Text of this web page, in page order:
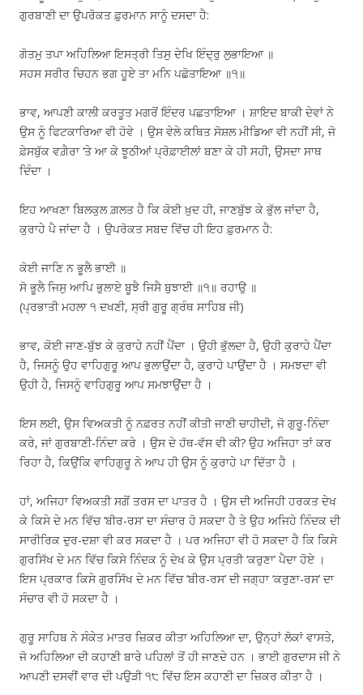
ਗੁਰਬਾਣੀ ਦਾ ਉਪਰੋਕਤ ਫ਼ੁਰਮਾਨ ਸਾਨੂੰ ਦਸਦਾ ਹੈ:
ਗੋਤਮੁ ਤਪਾ ਅਹਿਲਿਆ ਇਸਤ੍ਰੀ ਤਿਸੁ ਦੇਖਿ ਇੰਦ੍ਰੁ ਲੁਭਾਇਆ ॥
ਸਹਸ ਸਰੀਰ ਚਿਹਨ ਭਗ ਹੂਏ ਤਾ ਮਨਿ ਪਛੋਤਾਇਆ ॥੧॥
ਭਾਵ, ਆਪਣੀ ਕਾਲੀ ਕਰਤੂਤ ਮਗਰੋਂ ਇੰਦਰ ਪਛਤਾਇਆ । ਸ਼ਾਇਦ ਬਾਕੀ ਦੇਵਾਂ ਨੇ
ਉਸ ਨੂੰ ਫਿਟਕਾਰਿਆ ਵੀ ਹੋਵੇ । ਉਸ ਵੇਲੇ ਕਥਿਤ ਸੋਸ਼ਲ ਮੀਡਿਆ ਵੀ ਨਹੀਂ ਸੀ, ਜੋ
ਫ਼ੇਸਬੁੱਕ ਵਗ਼ੈਰਾ ‘ਤੇ ਆ ਕੇ ਝੂਠੀਆਂ ਪ੍ਰੋਫ਼ਾਈਲਾਂ ਬਣਾ ਕੇ ਹੀ ਸਹੀ, ਉਸਦਾ ਸਾਥ
ਦਿੰਦਾ ।
ਇਹ ਆਖਣਾ ਬਿਲਕੁਲ ਗ਼ਲਤ ਹੈ ਕਿ ਕੋਈ ਖ਼ੁਦ ਹੀ, ਜਾਣਬੁੱਝ ਕੇ ਭੁੱਲ ਜਾਂਦਾ ਹੈ,
ਕੁਰਾਹੇ ਪੈ ਜਾਂਦਾ ਹੈ । ਉਪਰੋਕਤ ਸਬਦ ਵਿੱਚ ਹੀ ਇਹ ਫ਼ੁਰਮਾਨ ਹੈ:
ਕੋਈ ਜਾਣਿ ਨ ਭੂਲੈ ਭਾਈ ॥
ਸੋ ਭੂਲੈ ਜਿਸੁ ਆਪਿ ਭੁਲਾਏ ਬੂਝੈ ਜਿਸੈ ਬੁਝਾਈ ॥੧॥ ਰਹਾਉ ॥
(ਪ੍ਰਭਾਤੀ ਮਹਲਾ ੧ ਦਖਣੀ, ਸ੍ਰੀ ਗੁਰੂ ਗ੍ਰੰਥ ਸਾਹਿਬ ਜੀ)
ਭਾਵ, ਕੋਈ ਜਾਣ-ਬੁੱਝ ਕੇ ਕੁਰਾਹੇ ਨਹੀਂ ਪੈਂਦਾ । ਉਹੀ ਭੁੱਲਦਾ ਹੈ, ਉਹੀ ਕੁਰਾਹੇ ਪੈਂਦਾ
ਹੈ, ਜਿਸਨੂੰ ਉਹ ਵਾਹਿਗੁਰੂ ਆਪ ਭੁਲਾਉਂਦਾ ਹੈ, ਕੁਰਾਹੇ ਪਾਉਂਦਾ ਹੈ । ਸਮਝਦਾ ਵੀ
ਉਹੀ ਹੈ, ਜਿਸਨੂੰ ਵਾਹਿਗੁਰੂ ਆਪ ਸਮਝਾਉਂਦਾ ਹੈ ।
ਇਸ ਲਈ, ਉਸ ਵਿਅਕਤੀ ਨੂੰ ਨਫ਼ਰਤ ਨਹੀਂ ਕੀਤੀ ਜਾਣੀ ਚਾਹੀਦੀ, ਜੋ ਗੁਰੂ-ਨਿੰਦਾ
ਕਰੇ, ਜਾਂ ਗੁਰਬਾਣੀ-ਨਿੰਦਾ ਕਰੇ । ਉਸ ਦੇ ਹੱਥ-ਵੱਸ ਵੀ ਕੀ? ਉਹ ਅਜਿਹਾ ਤਾਂ ਕਰ
ਰਿਹਾ ਹੈ, ਕਿਉਂਕਿ ਵਾਹਿਗੁਰੂ ਨੇ ਆਪ ਹੀ ਉਸ ਨੂੰ ਕੁਰਾਹੇ ਪਾ ਦਿੱਤਾ ਹੈ ।
ਹਾਂ, ਅਜਿਹਾ ਵਿਅਕਤੀ ਸਗੋਂ ਤਰਸ ਦਾ ਪਾਤਰ ਹੈ । ਉਸ ਦੀ ਅਜਿਹੀ ਹਰਕਤ ਦੇਖ
ਕੇ ਕਿਸੇ ਦੇ ਮਨ ਵਿੱਚ ‘ਬੀਰ-ਰਸ’ ਦਾ ਸੰਚਾਰ ਹੋ ਸਕਦਾ ਹੈ ਤੇ ਉਹ ਅਜਿਹੇ ਨਿੰਦਕ ਦੀ
ਸਾਰੀਰਿਕ ਦੁਰ-ਦਸ਼ਾ ਵੀ ਕਰ ਸਕਦਾ ਹੈ । ਪਰ ਅਜਿਹਾ ਵੀ ਹੋ ਸਕਦਾ ਹੈ ਕਿ ਕਿਸੇ
ਗੁਰਸਿੱਖ ਦੇ ਮਨ ਵਿੱਚ ਕਿਸੇ ਨਿੰਦਕ ਨੂੰ ਦੇਖ ਕੇ ਉਸ ਪ੍ਰਤੀ ‘ਕਰੁਣਾ’ ਪੈਦਾ ਹੋਏ ।
ਇਸ ਪ੍ਰਕਾਰ ਕਿਸੇ ਗੁਰਸਿੱਖ ਦੇ ਮਨ ਵਿੱਚ ‘ਬੀਰ-ਰਸ’ ਦੀ ਜਗ੍ਹਾ ‘ਕਰੁਣਾ-ਰਸ’ ਦਾ
ਸੰਚਾਰ ਵੀ ਹੋ ਸਕਦਾ ਹੈ ।
ਗੁਰੂ ਸਾਹਿਬ ਨੇ ਸੰਕੇਤ ਮਾਤਰ ਜ਼ਿਕਰ ਕੀਤਾ ਅਹਿਲਿਆ ਦਾ, ਉਨ੍ਹਾਂ ਲੋਕਾਂ ਵਾਸਤੇ,
ਜੋ ਅਹਿਲਿਆ ਦੀ ਕਹਾਣੀ ਬਾਰੇ ਪਹਿਲਾਂ ਤੋਂ ਹੀ ਜਾਣਦੇ ਹਨ । ਭਾਈ ਗੁਰਦਾਸ ਜੀ ਨੇ
ਆਪਣੀ ਦਸਵੀਂ ਵਾਰ ਦੀ ਪਉੜੀ ੧੮ ਵਿੱਚ ਇਸ ਕਹਾਣੀ ਦਾ ਜ਼ਿਕਰ ਕੀਤਾ ਹੈ ।